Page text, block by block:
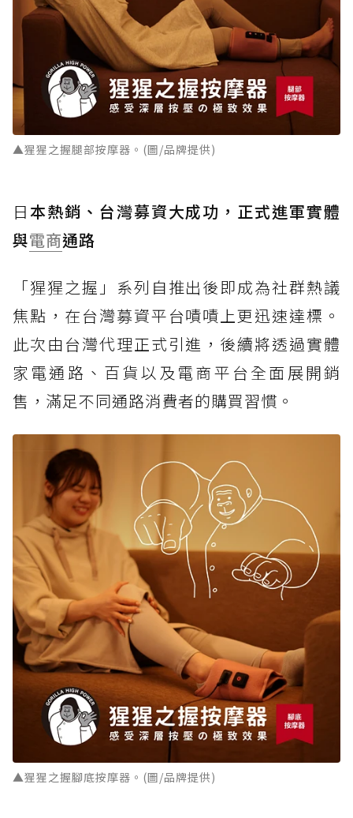
▲猩猩之握腿部按摩器。(圖/品牌提供)
日 本熱銷、台灣募資大成功，正式進軍實體
與電商通路
「猩猩之握」系列自推出後即成為社群熱議
焦點，在台灣募資平台嘖嘖上更迅速達標。
此次由台灣代理正式引進，後續將透過實體
家電通路、百貨以及電商平台全面展開銷
售，滿足不同通路消費者的購買習慣。
▲猩猩之握腳底按摩器。(圖/品牌提供)